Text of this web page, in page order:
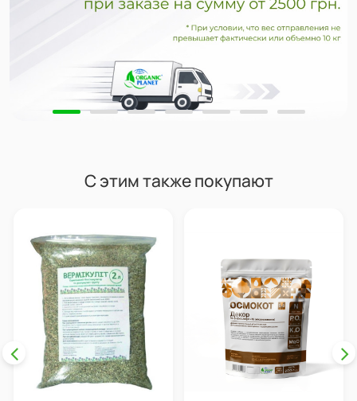
С этим также покупают